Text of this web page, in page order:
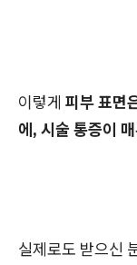
이렇게 피부 표면
에, 시술 통증이
실제로도 받으신